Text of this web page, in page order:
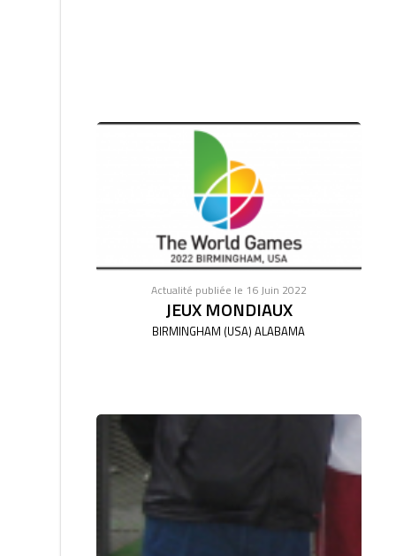
Actualité publiée le 16 Juin 2022
JEUX MONDIAUX
BIRMINGHAM (USA) ALABAMA